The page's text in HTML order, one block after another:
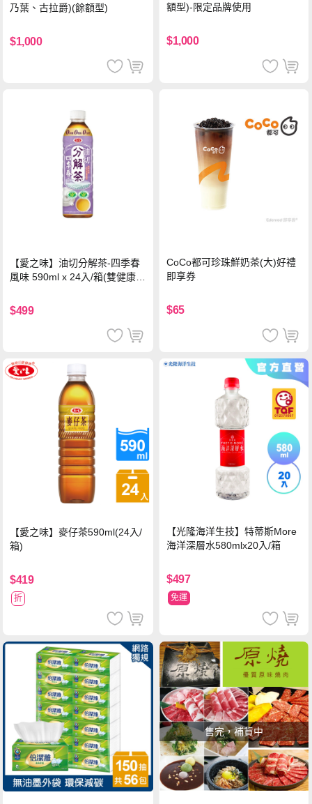
乃葉、古拉爵)(餘額型)
$1,000
額型)-限定品牌使用
$1,000
【愛之味】油切分解茶-四季春
風味 590ml x 24入/箱(雙健康認
$499
CoCo都可珍珠鮮奶茶(大)好禮
即享券
$65
【愛之味】麥仔茶590ml(24入/
箱)
$419
折
【光隆海洋生技】特蒂斯More
海洋深層水580mlx20入/箱
$497
免運
售完，補貨中